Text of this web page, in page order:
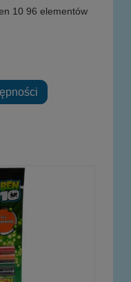
10 96 elementów